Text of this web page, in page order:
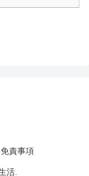
免責事項
活.